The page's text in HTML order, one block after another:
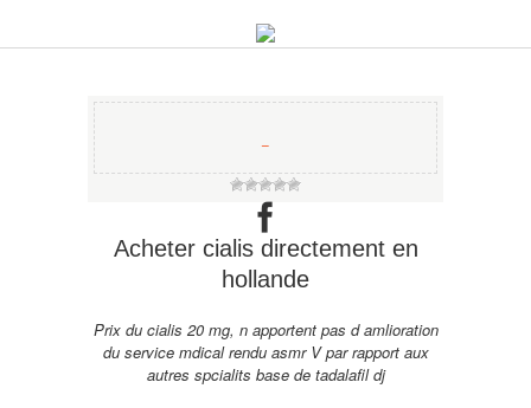
−
Acheter cialis directement en
hollande
Prix du cialis 20 mg, n apportent pas d amlioration
du service mdical rendu asmr V par rapport aux
autres spcialits base de tadalafil dj